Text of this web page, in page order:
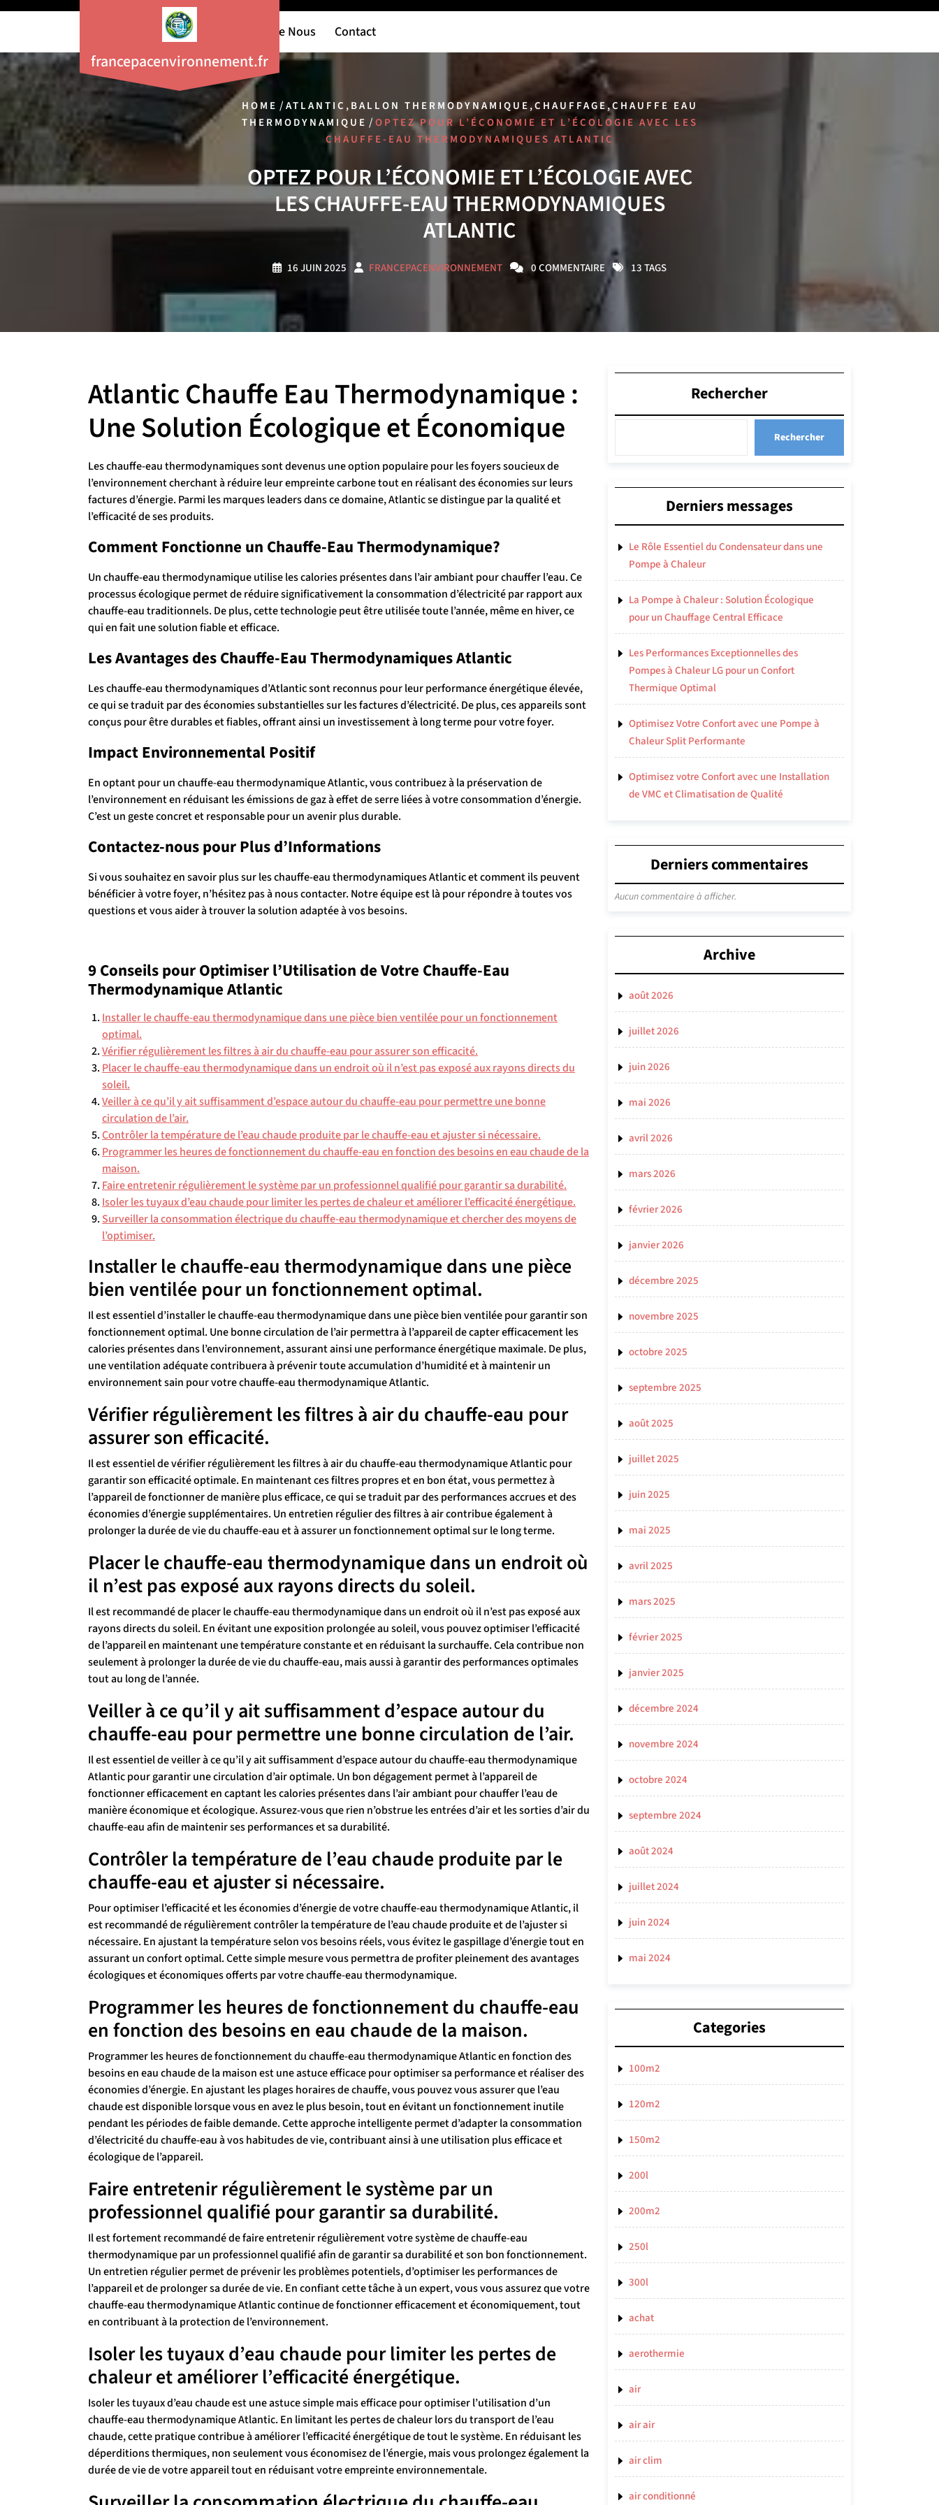
Aller
francepacenvironnement.fr
À Propos De Nous Contact
HOME /ATLANTIC ,BALLON THERMODYNAMIQUE,CHAUFFAGE,CHAUFFE EAU
THERMODYNAMIQUE /OPTEZ POUR L’ÉCONOMIE ET L’ÉCOLOGIE AVEC LES
CHAUFFE-EAU THERMODYNAMIQUES ATLANTIC
OPTEZ POUR L’ÉCONOMIE ET L’ÉCOLOGIE AVEC
LES CHAUFFE-EAU THERMODYNAMIQUES
ATLANTIC
16 JUIN 2025 FRANCEPACENVIRONNEMENT 0 COMMENTAIRE 13 TAGS
Atlantic Chauffe Eau Thermodynamique :
Une Solution Écologique et Économique
Les chauffe-eau thermodynamiques sont devenus une option populaire pour les foyers soucieux de
l’environnement cherchant à réduire leur empreinte carbone tout en réalisant des économies sur leurs
factures d’énergie. Parmi les marques leaders dans ce domaine, Atlantic se distingue par la qualité et
l’efficacité de ses produits.
Comment Fonctionne un Chauffe-Eau Thermodynamique?
Un chauffe-eau thermodynamique utilise les calories présentes dans l’air ambiant pour chauffer l’eau. Ce
processus écologique permet de réduire significativement la consommation d’électricité par rapport aux
chauffe-eau traditionnels. De plus, cette technologie peut être utilisée toute l’année, même en hiver, ce
qui en fait une solution fiable et efficace.
Les Avantages des Chauffe-Eau Thermodynamiques Atlantic
Les chauffe-eau thermodynamiques d’Atlantic sont reconnus pour leur performance énergétique élevée,
ce qui se traduit par des économies substantielles sur les factures d’électricité. De plus, ces appareils sont
conçus pour être durables et fiables, offrant ainsi un investissement à long terme pour votre foyer.
Impact Environnemental Positif
En optant pour un chauffe-eau thermodynamique Atlantic, vous contribuez à la préservation de
l’environnement en réduisant les émissions de gaz à effet de serre liées à votre consommation d’énergie.
C’est un geste concret et responsable pour un avenir plus durable.
Contactez-nous pour Plus d’Informations
Si vous souhaitez en savoir plus sur les chauffe-eau thermodynamiques Atlantic et comment ils peuvent
bénéficier à votre foyer, n’hésitez pas à nous contacter. Notre équipe est là pour répondre à toutes vos
questions et vous aider à trouver la solution adaptée à vos besoins.
9 Conseils pour Optimiser l’Utilisation de Votre Chauffe-Eau
Thermodynamique Atlantic
Installer le chauffe-eau thermodynamique dans une pièce bien ventilée pour un fonctionnement
optimal.
Vérifier régulièrement les filtres à air du chauffe-eau pour assurer son efficacité.
Placer le chauffe-eau thermodynamique dans un endroit où il n’est pas exposé aux rayons directs du
soleil.
Veiller à ce qu’il y ait suffisamment d’espace autour du chauffe-eau pour permettre une bonne
circulation de l’air.
Contrôler la température de l’eau chaude produite par le chauffe-eau et ajuster si nécessaire.
Programmer les heures de fonctionnement du chauffe-eau en fonction des besoins en eau chaude de la
maison.
Faire entretenir régulièrement le système par un professionnel qualifié pour garantir sa durabilité.
Isoler les tuyaux d’eau chaude pour limiter les pertes de chaleur et améliorer l’efficacité énergétique.
Surveiller la consommation électrique du chauffe-eau thermodynamique et chercher des moyens de
l’optimiser.
Installer le chauffe-eau thermodynamique dans une pièce
bien ventilée pour un fonctionnement optimal.
Il est essentiel d’installer le chauffe-eau thermodynamique dans une pièce bien ventilée pour garantir son
fonctionnement optimal. Une bonne circulation de l’air permettra à l’appareil de capter efficacement les
calories présentes dans l’environnement, assurant ainsi une performance énergétique maximale. De plus,
une ventilation adéquate contribuera à prévenir toute accumulation d’humidité et à maintenir un
environnement sain pour votre chauffe-eau thermodynamique Atlantic.
Vérifier régulièrement les filtres à air du chauffe-eau pour
assurer son efficacité.
Il est essentiel de vérifier régulièrement les filtres à air du chauffe-eau thermodynamique Atlantic pour
garantir son efficacité optimale. En maintenant ces filtres propres et en bon état, vous permettez à
l’appareil de fonctionner de manière plus efficace, ce qui se traduit par des performances accrues et des
économies d’énergie supplémentaires. Un entretien régulier des filtres à air contribue également à
prolonger la durée de vie du chauffe-eau et à assurer un fonctionnement optimal sur le long terme.
Placer le chauffe-eau thermodynamique dans un endroit où
il n’est pas exposé aux rayons directs du soleil.
Il est recommandé de placer le chauffe-eau thermodynamique dans un endroit où il n’est pas exposé aux
rayons directs du soleil. En évitant une exposition prolongée au soleil, vous pouvez optimiser l’efficacité
de l’appareil en maintenant une température constante et en réduisant la surchauffe. Cela contribue non
seulement à prolonger la durée de vie du chauffe-eau, mais aussi à garantir des performances optimales
tout au long de l’année.
Veiller à ce qu’il y ait suffisamment d’espace autour du
chauffe-eau pour permettre une bonne circulation de l’air.
Il est essentiel de veiller à ce qu’il y ait suffisamment d’espace autour du chauffe-eau thermodynamique
Atlantic pour garantir une circulation d’air optimale. Un bon dégagement permet à l’appareil de
fonctionner efficacement en captant les calories présentes dans l’air ambiant pour chauffer l’eau de
manière économique et écologique. Assurez-vous que rien n’obstrue les entrées d’air et les sorties d’air du
chauffe-eau afin de maintenir ses performances et sa durabilité.
Contrôler la température de l’eau chaude produite par le
chauffe-eau et ajuster si nécessaire.
Pour optimiser l’efficacité et les économies d’énergie de votre chauffe-eau thermodynamique Atlantic, il
est recommandé de régulièrement contrôler la température de l’eau chaude produite et de l’ajuster si
nécessaire. En ajustant la température selon vos besoins réels, vous évitez le gaspillage d’énergie tout en
assurant un confort optimal. Cette simple mesure vous permettra de profiter pleinement des avantages
écologiques et économiques offerts par votre chauffe-eau thermodynamique.
Programmer les heures de fonctionnement du chauffe-eau
en fonction des besoins en eau chaude de la maison.
Programmer les heures de fonctionnement du chauffe-eau thermodynamique Atlantic en fonction des
besoins en eau chaude de la maison est une astuce efficace pour optimiser sa performance et réaliser des
économies d’énergie. En ajustant les plages horaires de chauffe, vous pouvez vous assurer que l’eau
chaude est disponible lorsque vous en avez le plus besoin, tout en évitant un fonctionnement inutile
pendant les périodes de faible demande. Cette approche intelligente permet d’adapter la consommation
d’électricité du chauffe-eau à vos habitudes de vie, contribuant ainsi à une utilisation plus efficace et
écologique de l’appareil.
Faire entretenir régulièrement le système par un
professionnel qualifié pour garantir sa durabilité.
Il est fortement recommandé de faire entretenir régulièrement votre système de chauffe-eau
thermodynamique par un professionnel qualifié afin de garantir sa durabilité et son bon fonctionnement.
Un entretien régulier permet de prévenir les problèmes potentiels, d’optimiser les performances de
l’appareil et de prolonger sa durée de vie. En confiant cette tâche à un expert, vous vous assurez que votre
chauffe-eau thermodynamique Atlantic continue de fonctionner efficacement et économiquement, tout
en contribuant à la protection de l’environnement.
Isoler les tuyaux d’eau chaude pour limiter les pertes de
chaleur et améliorer l’efficacité énergétique.
Isoler les tuyaux d’eau chaude est une astuce simple mais efficace pour optimiser l’utilisation d’un
chauffe-eau thermodynamique Atlantic. En limitant les pertes de chaleur lors du transport de l’eau
chaude, cette pratique contribue à améliorer l’efficacité énergétique de tout le système. En réduisant les
déperditions thermiques, non seulement vous économisez de l’énergie, mais vous prolongez également la
durée de vie de votre appareil tout en réduisant votre empreinte environnementale.
Rechercher
Rechercher
Derniers messages
Le Rôle Essentiel du Condensateur dans une
Pompe à Chaleur
La Pompe à Chaleur : Solution Écologique
pour un Chauffage Central Efficace
Les Performances Exceptionnelles des
Pompes à Chaleur LG pour un Confort
Thermique Optimal
Optimisez Votre Confort avec une Pompe à
Chaleur Split Performante
Optimisez votre Confort avec une Installation
de VMC et Climatisation de Qualité
Derniers commentaires
Aucun commentaire à afficher.
Archive
août 2026
juillet 2026
juin 2026
mai 2026
avril 2026
mars 2026
février 2026
janvier 2026
décembre 2025
novembre 2025
octobre 2025
septembre 2025
août 2025
juillet 2025
juin 2025
mai 2025
avril 2025
mars 2025
février 2025
janvier 2025
décembre 2024
novembre 2024
octobre 2024
septembre 2024
août 2024
juillet 2024
juin 2024
mai 2024
Categories
100m2
120m2
150m2
200l
200m2
250l
300l
achat
aerothermie
air
air air
air clim
air conditionné